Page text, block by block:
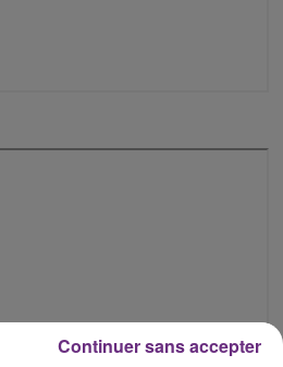
Continuer sans accepter